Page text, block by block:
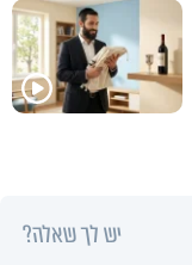
יש לך שאלה?